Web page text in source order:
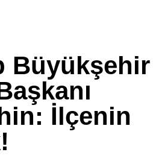
Büyükşehir
İlçenin